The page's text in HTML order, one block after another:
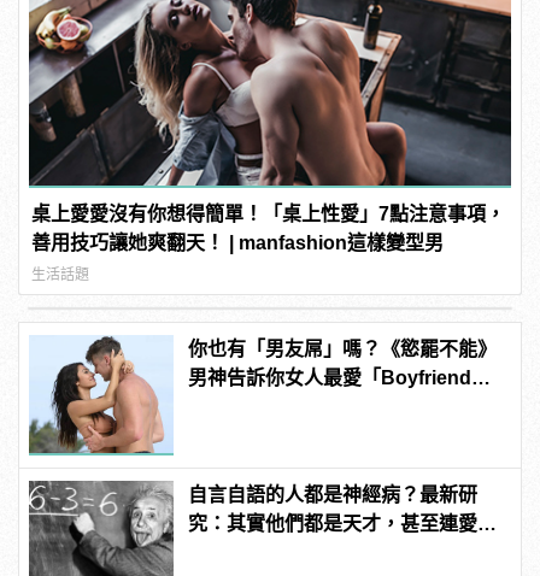
桌上愛愛沒有你想得簡單！「桌上性愛」7點注意事項，
善用技巧讓她爽翻天！ | manfashion這樣變型男
生活話題
你也有「男友屌」嗎？《慾罷不能》
男神告訴你女人最愛「Boyfriend
自言自語的人都是神經病？最新研
究：其實他們都是天才，甚至連愛因